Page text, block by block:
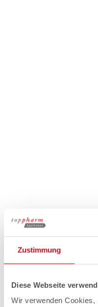
Zustimmung
Diese Webseite
Wir verwenden Cookies,